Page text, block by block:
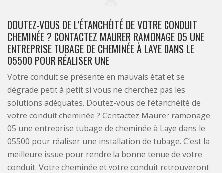
DOUTEZ-VOUS DE L’ÉTANCHÉITÉ DE VOTRE CONDUIT
CHEMINÉE ? CONTACTEZ MAURER RAMONAGE 05 UNE
ENTREPRISE TUBAGE DE CHEMINÉE À LAYE DANS LE
05500 POUR RÉALISER UNE
Votre conduit se présente en mauvais état et se
dégrade petit à petit si vous ne cherchez pas les
solutions adéquates. Doutez-vous de l’étanchéité de
votre conduit cheminée ? Contactez Maurer ramonage
05 une entreprise tubage de cheminée à Laye dans le
05500 pour réaliser une installation de tubage. C’est la
meilleure issue pour rendre la bonne tenue de votre
conduit. Votre cheminée et votre conduit retrouveront